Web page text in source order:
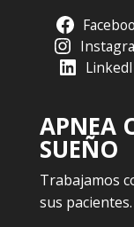
APNEA
SUEÑO
Trabajamos
sus pacientes.